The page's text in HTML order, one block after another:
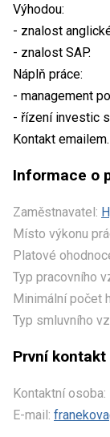
Výhodou:
- znalost
- znalost SAP.
Náplň práce:
- management
- řízení investic
Kontakt emailem.
Informace o
Zaměstnavatel:
Místo výkonu
Platové
Typ pracovního
Minimální počet
Typ smluvního
První kontakt
Kontaktní osoba:
E-mail: